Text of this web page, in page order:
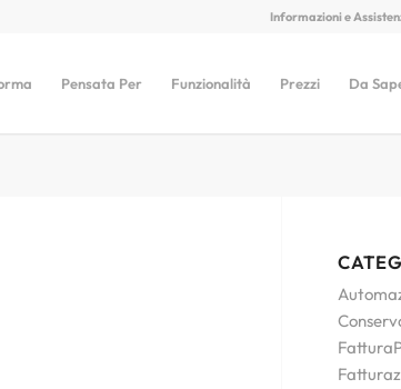
Informazioni e
Pensata Per Funzionalità Prezzi Da